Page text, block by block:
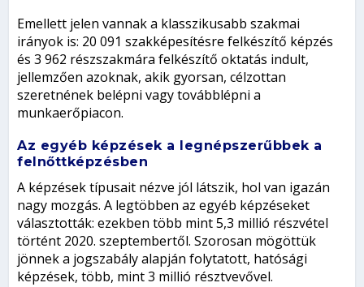
Emellett jelen vannak a klasszikusabb szakmai
irányok is: 20 091 szakképesítésre felkészítő képzés
és 3 962 részszakmára felkészítő oktatás indult,
jellemzően azoknak, akik gyorsan, célzottan
szeretnének belépni vagy továbblépni a
munkaerőpiacon.
Az egyéb képzések a legnépszerűbbek a
felnőttképzésben
A képzések típusait nézve jól látszik, hol van igazán
nagy mozgás. A legtöbben az egyéb képzéseket
választották: ezekben több mint 5,3 millió részvétel
történt 2020. szeptembertől. Szorosan mögöttük
jönnek a jogszabály alapján folytatott, hatósági
képzések, több, mint 3 millió résztvevővel.